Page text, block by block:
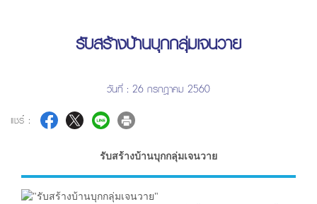
รับสร้างบ้านบุกกลุ่มเจนวาย
วันที่ : 26 กรกฎาคม 2560
แชร์ :
รับสร้างบ้านบุกกลุ่มเจนวาย